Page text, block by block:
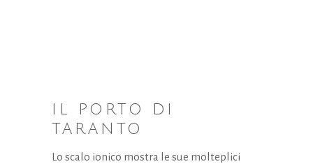
IL PORTO DI
TARANTO
Lo scalo ionico mostra le sue molteplici